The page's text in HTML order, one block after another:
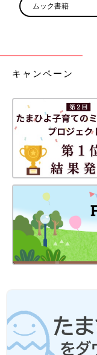
ムック書籍
キャンペーン